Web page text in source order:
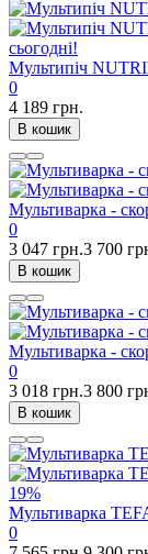
сьогодні!
Мультипіч
0
4 189 грн.
В кошик
Мультиварка -
0
3 047 грн.3 700
В кошик
Мультиварка -
0
3 018 грн.3 800
В кошик
19%
Мультиварка
0